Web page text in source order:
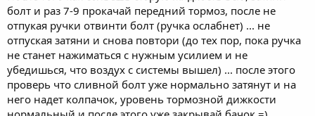
болт и раз 7-9 прокачай передний тормоз, после не
отпукая ручки отвинти болт (ручка ослабнет) ... не
отпуская затяни и снова повтори (до тех пор, пока ручка
не станет нажиматься с нужным усилием и не
убедишься, что воздух с системы вышел) ... после этого
проверь что сливной болт уже нормально затянут и на
него надет колпачок, уровень тормозной дижкости